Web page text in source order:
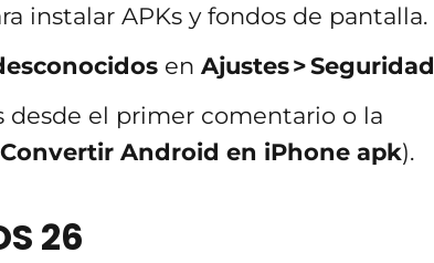
instalar APKs y fondos de pantalla.
en Ajustes > Seguridad
desde el primer comentario o la
Convertir Android en iPhone apk).
26